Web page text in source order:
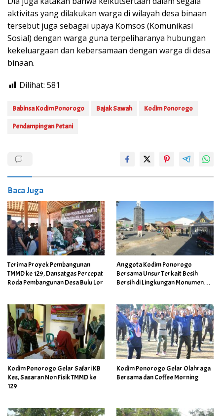
aktivitas yang dilakukan warga di wilayah desa binaan
tersebut juga sebagai upaya Komsos (Komunikasi
Sosial) dengan warga guna terpeliharanya hubungan
kekeluargaan dan kebersamaan dengan warga di desa
binaan.
Dilihat: 581
Babinsa Kodim Ponorogo Bajak Sawah Kodim Ponorogo
Pendampingan Petani
Baca Juga
Terima Proyek Pembangunan
TMMD ke 129, Dansatgas Percepat
Roda Pembangunan Desa Bulu Lor
Anggota Kodim Ponorogo
Bersama Unsur Terkait Besih
Bersih di Lingkungan Monumen
Kodim Ponorogo Gelar Safari KB
Kes, Sasaran Non Fisik TMMD ke
129
Kodim Ponorogo Gelar Olahraga
Bersama dan Coffee Morning